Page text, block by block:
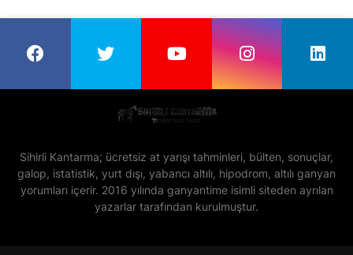
Sihirli Kantarma; ücretsiz at yarışı tahminleri, bülten, sonuçlar,
galop, istatistik, yurt dışı, yabancı altılı, hipodrom, altılı ganyan
yorumları içerir. 2016 yılında ganyantime isimli siteden ayrılan
yazarlar tarafından kurulmuştur.